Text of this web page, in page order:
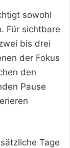
sowohl
Für sichtbare
bis drei
der Fokus
den
Pause
Tage